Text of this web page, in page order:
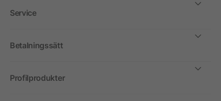
Service
Betalningssätt
Profilprodukter